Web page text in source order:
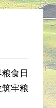
食日
牢粮